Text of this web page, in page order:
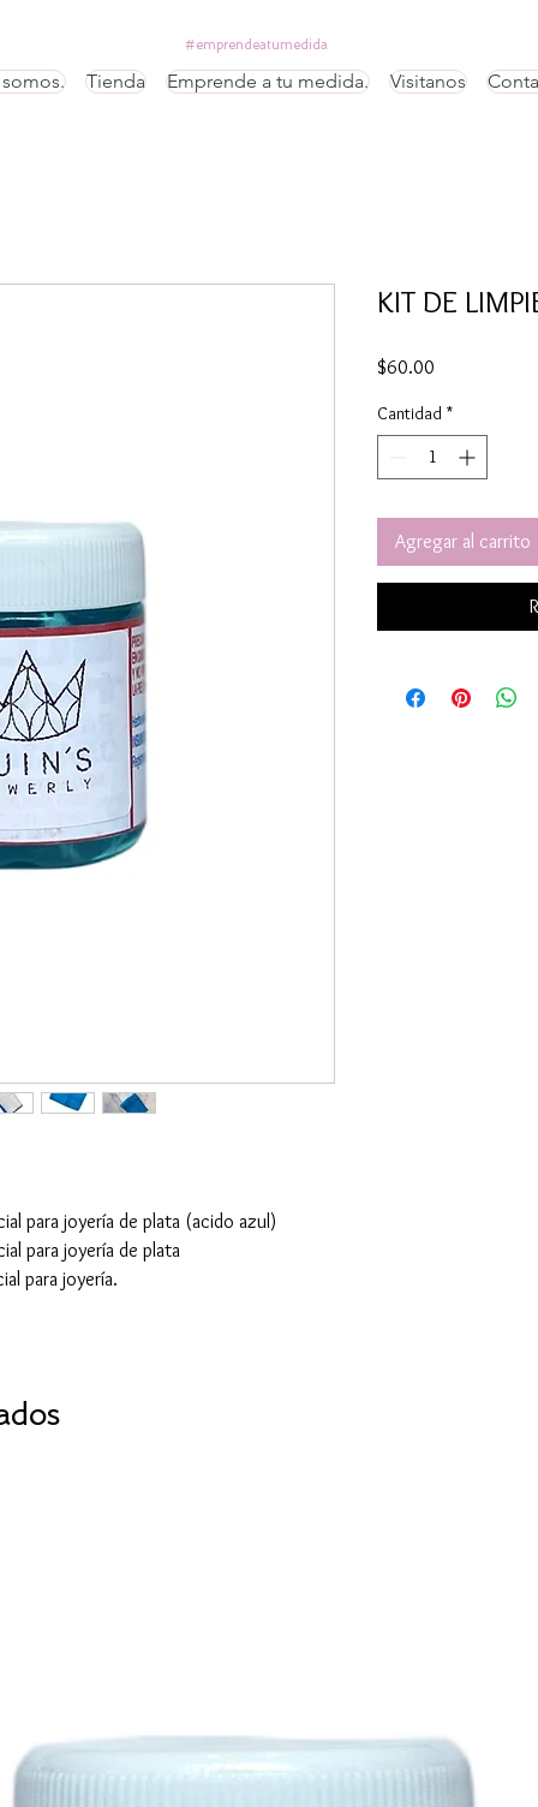
#emprendeatumedida
Tienda Emprende a tu medida. Visitanos
para joyería de plata (acido azul)
para joyería de plata
para joyería.
KIT DE
$60.00
Cantidad *
Agregar al carrito